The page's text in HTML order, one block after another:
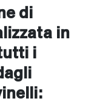
di
in
i